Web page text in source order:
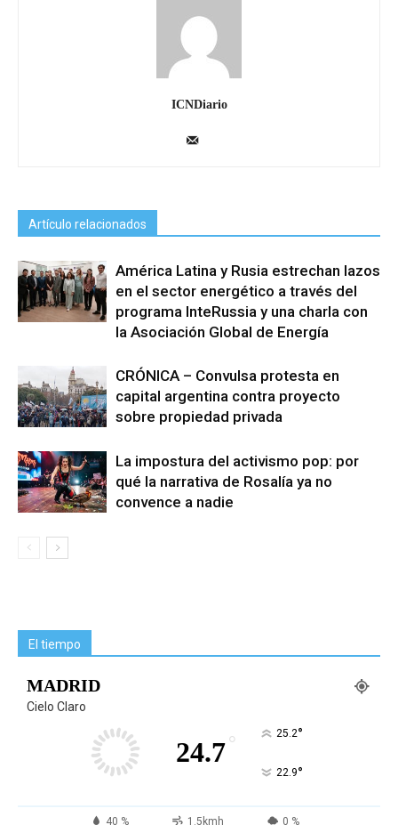
ICNDiario
Artículo relacionados
América Latina y Rusia estrechan lazos
en el sector energético a través del
programa InteRussia y una charla con
la Asociación Global de Energía
CRÓNICA – Convulsa protesta en
capital argentina contra proyecto
sobre propiedad privada
La impostura del activismo pop: por
qué la narrativa de Rosalía ya no
convence a nadie
El tiempo
MADRID
Cielo Claro
24.7° 25.2°
22.9°
40 % 1.5kmh 0 %